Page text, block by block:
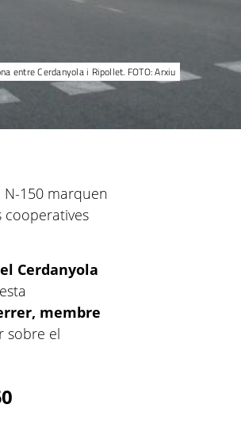
entre Cerdanyola i Ripollet. FOTO: Arxiu
150 marquen
cooperatives
Cerdanyola
membre
sobre el